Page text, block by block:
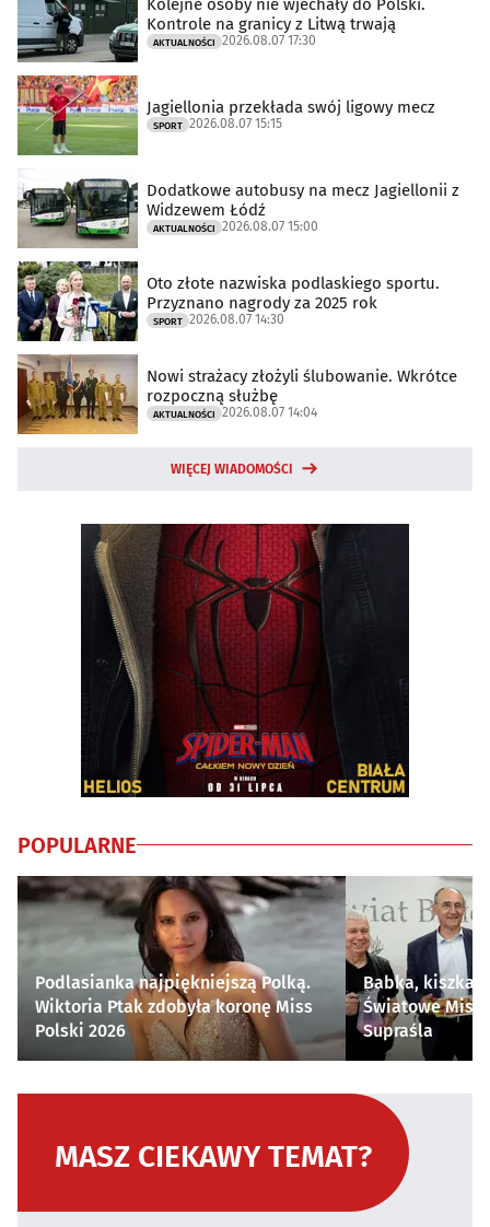
Kolejne osoby nie wjechały do Polski.
Kontrole na granicy z Litwą trwają
AKTUALNOŚCI 2026.08.07 17:30
Jagiellonia przekłada swój ligowy mecz
SPORT 2026.08.07 15:15
Dodatkowe autobusy na mecz Jagiellonii z
Widzewem Łódź
AKTUALNOŚCI 2026.08.07 15:00
Oto złote nazwiska podlaskiego sportu.
Przyznano nagrody za 2025 rok
SPORT 2026.08.07 14:30
Nowi strażacy złożyli ślubowanie. Wkrótce
rozpoczną służbę
AKTUALNOŚCI 2026.08.07 14:04
WIĘCEJ WIADOMOŚCI
POPULARNE
Podlasianka najpiękniejszą Polką.
Wiktoria Ptak zdobyła koronę Miss
Polski 2026
Babka, kiszka i
Światowe
Supraśla
MASZ CIEKAWY TEMAT?